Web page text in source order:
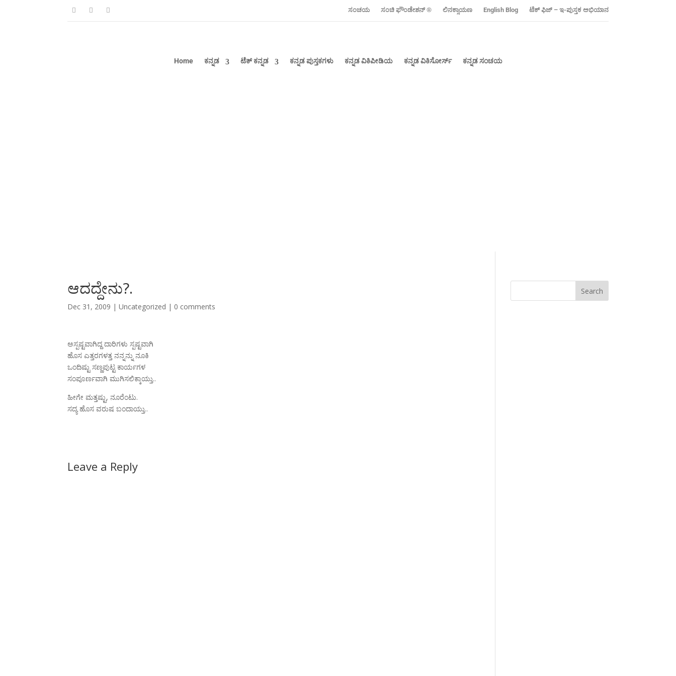
ಸಂಚಯ ಸಂಚಿ ಫೌಂಡೇಶನ್ ‍® ಲಿನಕ್ಸಾಯಣ ‍English Blog ಟೆಕ್ ಫಿಜ್ – ಇ-ಪುಸ್ತಕ ಅಭಿಯಾನ
Home ಕನ್ನಡ ಟೆಕ್ ಕನ್ನಡ ಕನ್ನಡ ಪುಸ್ತಕಗಳು ಕನ್ನಡ ವಿಕಿಪೀಡಿಯ ಕನ್ನಡ ವಿಕಿಸೋರ್ಸ್ ಕನ್ನಡ ಸಂಚಯ
ಆದದ್ದೇನು?.
Dec 31, 2009 |Uncategorized | 0 comments
ಅಸ್ಪಷ್ಟವಾಗಿದ್ದ ದಾರಿಗಳು ಸ್ಪಷ್ಟವಾಗಿ
ಹೊಸ ಎತ್ತರಗಳತ್ತ ನನ್ನನ್ನು ನೂಕಿ
ಒಂದಿಷ್ಟು ಸಣ್ಣಪುಟ್ಟ ಕಾರ್ಯಗಳ
ಸಂಪೂರ್ಣವಾಗಿ ಮುಗಿಸಲಿಕ್ಕಾಯ್ತು..
ಹೀಗೇ ಮತ್ತಷ್ಟು, ನೂರೆಂಟು.
ಸದ್ಯ ಹೊಸ ವರುಷ ಬಂದಾಯ್ತು..
Leave a Reply